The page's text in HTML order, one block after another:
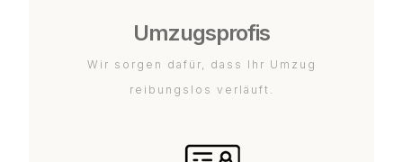
Umzugsprofis
Wir sorgen dafür, dass Ihr Umzug
reibungslos verläuft.